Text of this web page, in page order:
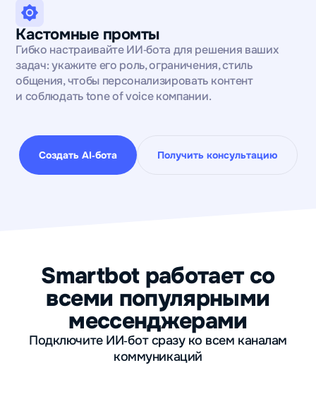
Кастомные промты
Гибко настраивайте ИИ‑бота для решения ваших
задач: укажите его роль, ограничения, стиль
общения, чтобы персонализировать контент
и соблюдать tone of voice компании.
Создать AI‑бота Получить консультацию
Smartbot работает со
всеми популярными
мессенджерами
Подключите ИИ‑бот сразу ко всем каналам
коммуникаций